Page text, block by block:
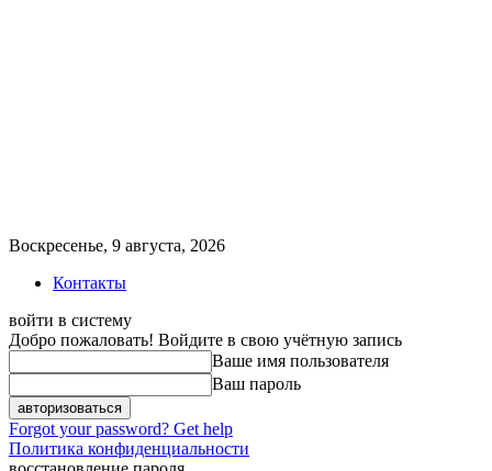
Воскресенье, 9 августа, 2026
Контакты
войти в систему
Добро пожаловать! Войдите в свою учётную запись
Ваше имя пользователя
Ваш пароль
Forgot your password? Get help
Политика конфиденциальности